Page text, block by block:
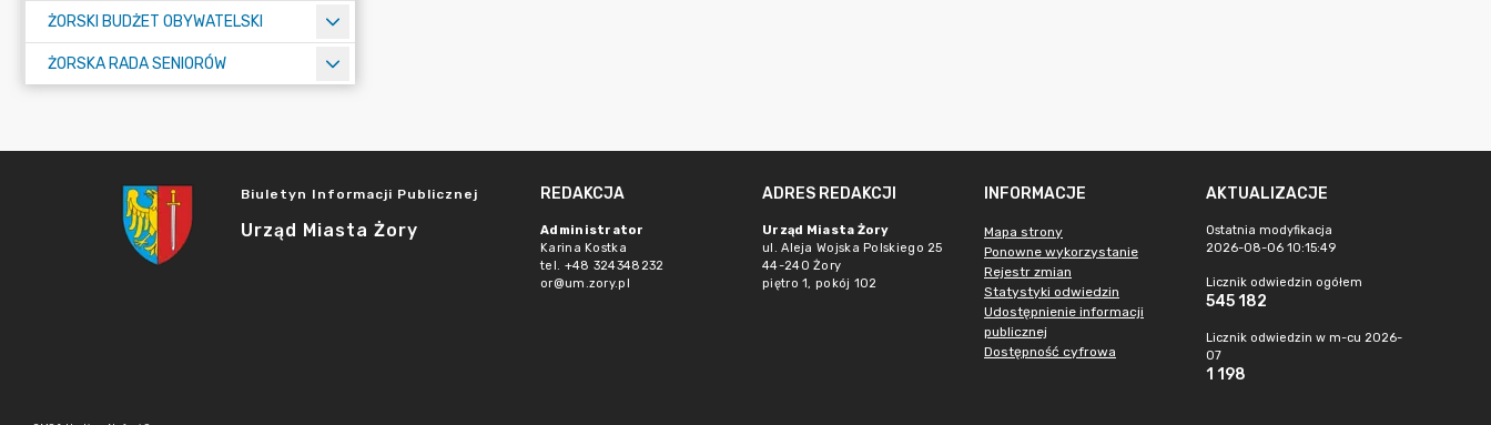
ŻORSKI BUDŻET OBYWATELSKI
ŻORSKA RADA SENIORÓW
Biuletyn Informacji Publicznej
Urząd Miasta Żory
REDAKCJA
Administrator
Karina Kostka
tel. +48 324348232
or@um.zory.pl
ADRES REDAKCJI
Urząd Miasta Żory
ul. Aleja Wojska Polskiego 25
44-240 Żory
piętro 1, pokój 102
INFORMACJE
Mapa strony
Ponowne wykorzystanie
Rejestr zmian
Statystyki odwiedzin
Udostępnienie informacji
publicznej
Dostępność cyfrowa
AKTUALIZACJE
Ostatnia modyfikacja
2026-08-06 10:15:49
Licznik odwiedzin ogółem
545 182
Licznik odwiedzin w m-cu 2026-
07
1 198